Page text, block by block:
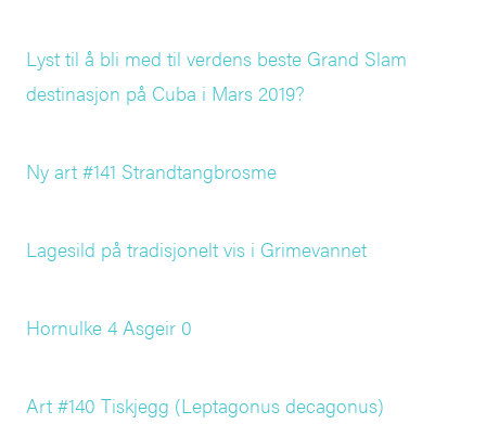
Lyst til å bli med til verdens beste Grand Slam
destinasjon på Cuba i Mars 2019?
Ny art #141 Strandtangbrosme
Lagesild på tradisjonelt vis i Grimevannet
Hornulke 4 Asgeir 0
Art #140 Tiskjegg (Leptagonus decagonus)